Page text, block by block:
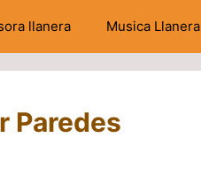
llanera Musica Llanera
Paredes